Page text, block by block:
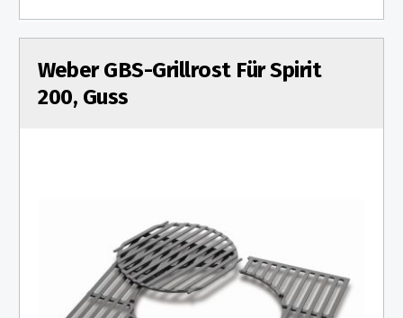
Weber GBS-Grillrost Für Spirit
200, Guss